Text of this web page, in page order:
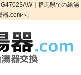
｜群馬県での給湯
.comへ。